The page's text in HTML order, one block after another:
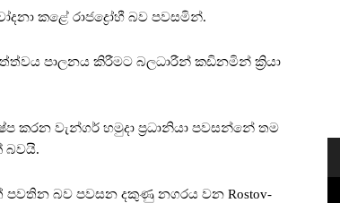
කළේ රාජද්‍රෝහී බව පවසමින්.
පාලනය කිරීමට බලධාරීන් කඩිනමින් ක්‍රියා
කරන වැන්ගර් හමුදා ප්‍රධානියා පවසන්නේ තම
බවයි.
පවතින බව පවසන දකුණු නගරය වන Rostov-